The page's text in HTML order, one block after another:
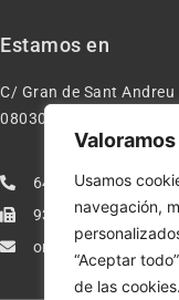
Usamos
navegación,
“Aceptar
de las cookies.
Estamos en
C/ Gran de Sant Andreu
08030 – Barcelona
640277962
933113005